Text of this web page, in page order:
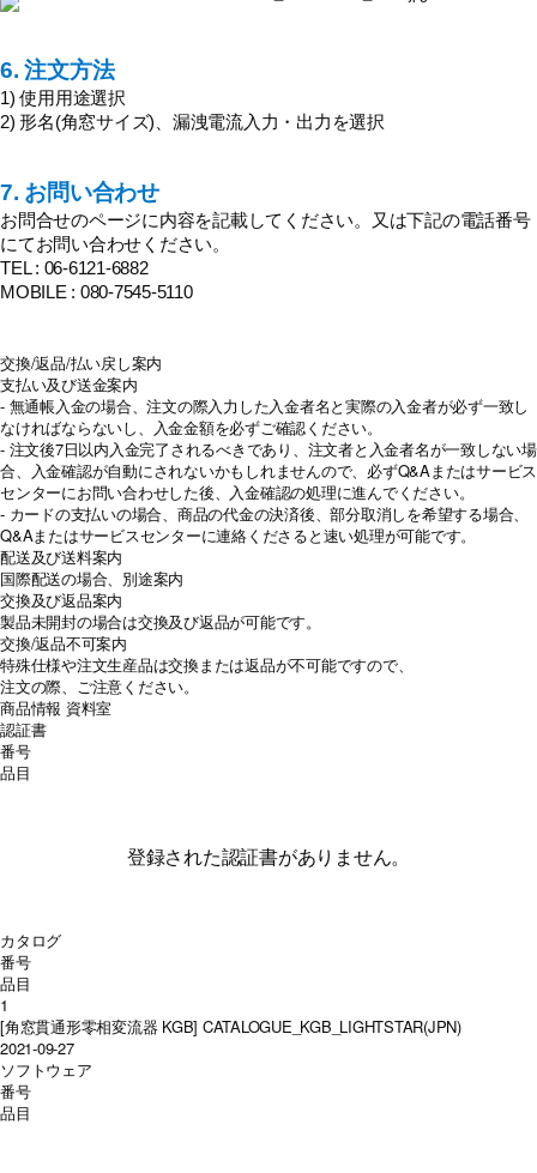
6. 注文方法
1) 使用用途選択
2) 形名(角窓サイズ)、漏洩電流入力・出力を選択
7. お問い合わせ
お問合せのページに内容を記載してください。又は下記の電話番号
にてお問い合わせください。
TEL : 06-6121-6882
MOBILE : 080-7545-5110
交換/返品/払い戻し案内
支払い及び送金案内
- 無通帳入金の場合、注文の際入力した入金者名と実際の入金者が必ず一致し
なければならないし、入金金額を必ずご確認ください。
- 注文後7日以内入金完了されるべきであり、注文者と入金者名が一致しない場
合、入金確認が自動にされないかもしれませんので、必ずQ&Aまたはサービス
センターにお問い合わせした後、入金確認の処理に進んでください。
- カードの支払いの場合、商品の代金の決済後、部分取消しを希望する場合、
Q&Aまたはサービスセンターに連絡くださると速い処理が可能です。
配送及び送料案内
国際配送の場合、別途案内
交換及び返品案内
製品未開封の場合は交換及び返品が可能です。
交換/返品不可案内
特殊仕様や注文生産品は交換または返品が不可能ですので、
注文の際、ご注意ください。
商品情報 資料室
認証書
番号
品目
登録された認証書がありません。
カタログ
番号
品目
1
[角窓貫通形零相変流器 KGB] CATALOGUE_KGB_LIGHTSTAR(JPN)
2021-09-27
ソフトウェア
番号
品目